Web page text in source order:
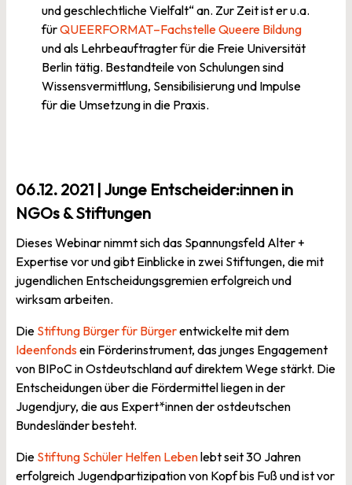
und geschlechtliche Vielfalt“ an. Zur Zeit ist er u.a.
fürQUEERFORMAT–Fachstelle Queere Bildung
und als Lehrbeauftragter für die Freie Universität
Berlin tätig. Bestandteile von Schulungen sind
Wissensvermittlung, Sensibilisierung und Impulse
für die Umsetzung in die Praxis.
06.12. 2021 | Junge Entscheider:innen in
NGOs & Stiftungen
Dieses Webinar nimmt sich das Spannungsfeld Alter +
Expertise vor und gibt Einblicke in zwei Stiftungen, die mit
jugendlichen Entscheidungsgremien erfolgreich und
wirksam arbeiten.
Die Stiftung Bürger für Bürgerentwickelte mit dem
Ideenfondsein Förderinstrument, das junges Engagement
von BIPoC in Ostdeutschland auf direktem Wege stärkt. Die
Entscheidungen über die Fördermittel liegen in der
Jugendjury, die aus Expert*innen der ostdeutschen
Bundesländer besteht.
Die Stiftung Schüler Helfen Lebenlebt seit 30 Jahren
erfolgreich Jugendpartizipation von Kopf bis Fuß und ist vor